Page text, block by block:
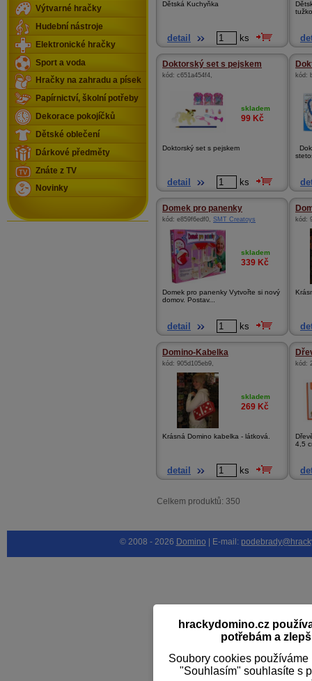
Dětská Kuchyňka
detail ks
Doktorský set s pejskem
kód: c651a454f4,
skladem
99 Kč
Doktorský set s pejskem
detail ks
kód:
Domek pro panenky
kód: e859f6edf0, SMT Creatoys
skladem
339 Kč
Domek pro panenky Vytvořte si nový
domov. Postav...
detail ks
kód:
Domino-Kabelka
kód: 905d105eb9,
skladem
269 Kč
Krásná Domino kabelka - látková.
detail ks
kód:
4,5
Celkem produktů: 350
Výtvarné hračky
Hudební nástroje
Elektronické hračky
Sport a voda
Hračky na zahradu a písek
Papírnictví, školní potřeby
Dekorace pokojíčků
Dětské oblečení
Dárkové předměty
Znáte z TV
Novinky
hrackydomino.cz
potřebám a
Soubory cookies
"Souhlasím" souhlasíte s
© 2008 - 2026 Domino | E-mail: